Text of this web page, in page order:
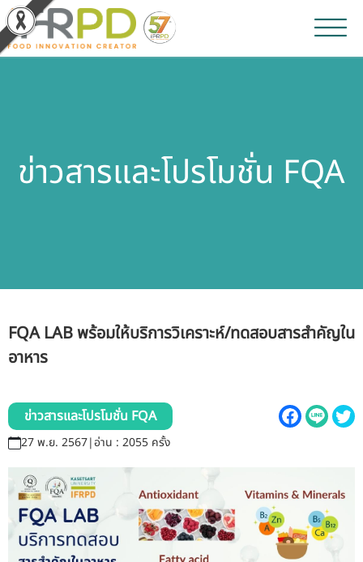
ผลิตภัณฑ์และจำหน่าย
เกี่ยวกับสถาบัน
บุคลากรสถาบัน
ระบบสารสนเทศ (ใน)
ติดต่อเรา
สายตรงผู้บริหาร
ข่าวสารและโปรโมชั่น FQA
FQA LAB พร้อมให้บริการวิเคราะห์/ทดสอบสารสำคัญใน
อาหาร
ข่าวสารและโปรโมชั่น FQA
27 พ.ย. 2567|อ่าน : 2055 ครั้ง